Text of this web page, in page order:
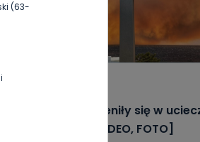
(63-
Ich wakacje zamieniły się w
przed ogniem [WIDEO, FOTO]